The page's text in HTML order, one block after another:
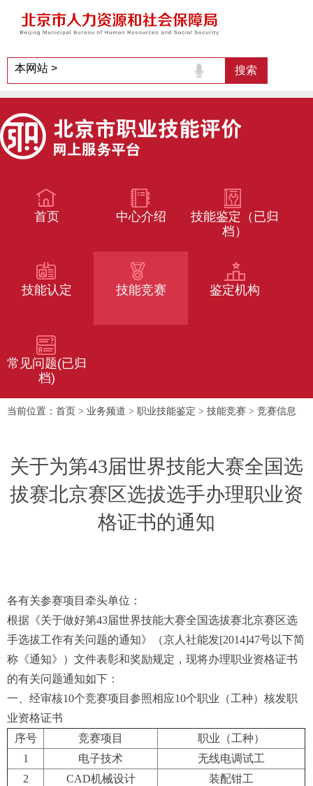
首页 中心介绍
技能鉴定（已归
档）
技能认定 技能竞赛 鉴定机构
常见问题(已归
档)
当前位置： 首页 > 业务频道 > 职业技能鉴定 > 技能竞赛 > 竞赛信息
关于为第43届世界技能大赛全国选
拔赛北京赛区选拔选手办理职业资
格证书的通知
各有关参赛项目牵头单位：
根据《关于做好第43届世界技能大赛全国选拔赛北京赛区选
手选拔工作有关问题的通知》（京人社能发[2014]47号以下简
称《通知》）文件表彰和奖励规定，现将办理职业资格证书
的有关问题通知如下：
一、经审核10个竞赛项目参照相应10个职业（工种）核发职
业资格证书
序号
竞赛项目
职业（工种）
1
电子技术
无线电调试工
2
CAD机械设计
装配钳工